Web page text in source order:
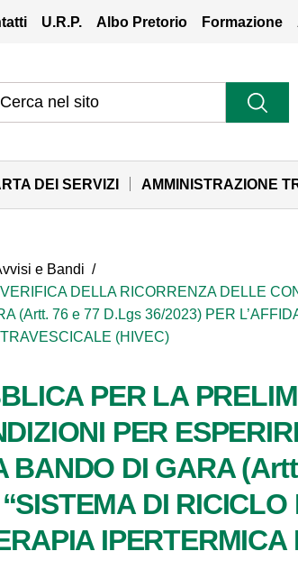
U.R.P. Albo Pretorio Formazione
DEI SERVIZI AMMINISTRAZIONE
e Bandi /
DELLA RICORRENZA DELLE
(Artt. 76 e 77 D.Lgs 36/2023) PER
(HIVEC)
PER LA
PER
BANDO DI GARA
DI RICICLO